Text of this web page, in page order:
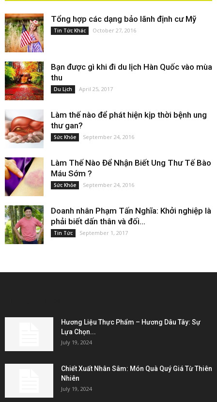
Tổng hợp các dạng bảo lãnh định cư Mỹ
Tin Tức Khác October 27, 2016
Bạn được gì khi đi du lịch Hàn Quốc vào mùa
thu
Du Lịch April 25, 2017
Làm thế nào để phát hiện kịp thời bệnh ung
thư gan?
Sức Khỏe September 24, 2016
Làm Thế Nào Để Nhận Biết Ung Thư Tế Bào
Máu Sớm ?
Sức Khỏe September 24, 2016
Doanh nhân Phạm Tấn Nghĩa: Khởi nghiệp là
phải biết dấn thân và đối...
Tin Tức September 1, 2017
Hương Liệu Thực Phẩm – Hương Dâu Tây: Sự
Lựa Chọn...
July 19, 2024
Chiết Xuất Nhân Sâm: Món Quà Quý Giá Từ Thiên
Nhiên
July 19, 2024